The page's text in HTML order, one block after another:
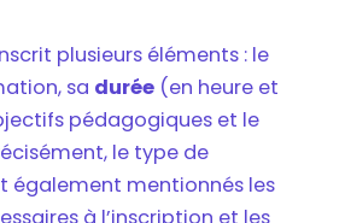
plusieurs éléments : le
sa durée (en heure et
pédagogiques et le
le type de
également mentionnés les